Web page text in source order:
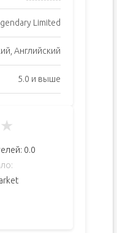
Limited
Английский
5.0 и выше
★
0.0